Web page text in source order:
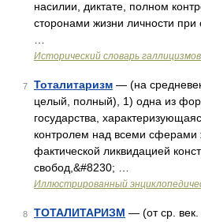
насилии, диктате, полном
сторонами жизни личности при
Исторический словарь
7 Тоталитаризм — (на
целый, полный), 1) одна из
государства,
контролем над всеми сферами
фактической ликвидацией
свобод,&#8230; …
Иллюстрированный
8 ТОТАЛИТАРИЗМ — (от ср. век.